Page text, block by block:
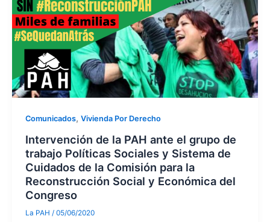
Comunicados, Vivienda Por Derecho
Intervención de la PAH ante el grupo de
trabajo Políticas Sociales y Sistema de
Cuidados de la Comisión para la
Reconstrucción Social y Económica del
Congreso
La PAH / 05/06/2020